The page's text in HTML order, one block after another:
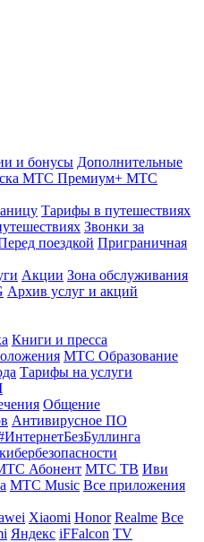
и бонусы Дополнительные
МТС Премиум+ МТС
Тарифы в путешествиях
Звонки за
поездкой Приграничная
Акции Зона обслуживания
Архив услуг и акций
Книги и пресса
МТС Образование
Тарифы на услуги
Общение
Антивирусное ПО
Абонент МТС ТВ Иви
МТС Music Все приложения
Xiaomi Honor Realme Все
Яндекс iFFalcon TV